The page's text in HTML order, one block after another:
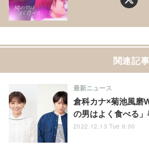
関連記事
倉科カナ×菊池風磨
の男はよく食べる
最新ニュース
2022.12.13 Tue 6:00